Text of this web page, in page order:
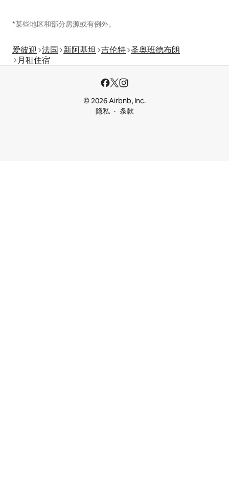
*某些地区和部分房源或有例外。
爱彼迎 法国 新阿基坦 吉伦特 圣奥班德布朗
月租住宿
© 2026 Airbnb, Inc.
隐私
条款